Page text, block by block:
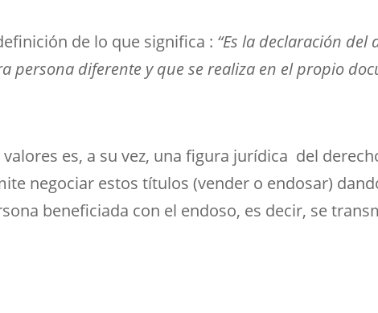
de lo que significa : “Es la declaración
persona diferente y que se realiza en el propio
es, a su vez, una figura jurídica del
negociar estos títulos (vender o endosar)
beneficiada con el endoso, es decir, se